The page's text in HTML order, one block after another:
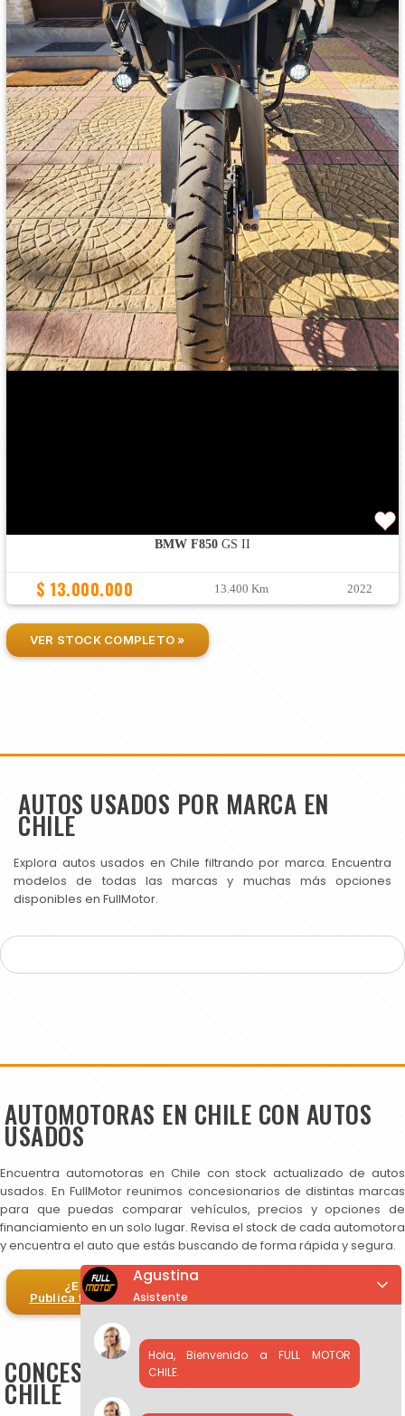
BMW F850GS II
$ 13.000.000 13.400 Km 2022
VER STOCK COMPLETO »
AUTOS USADOS POR MARCA EN
CHILE
Explora autos usados en Chile filtrando por marca. Encuentra
modelos de todas las marcas y muchas más opciones
disponibles en FullMotor.
AUTOMOTORAS EN CHILE CON AUTOS
USADOS
Encuentra automotoras en Chile con stock actualizado de autos
usados. En FullMotor reunimos concesionarios de distintas marcas
para que puedas comparar vehículos, precios y opciones de
financiamiento en un solo lugar. Revisa el stock de cada automotora
y encuentra el auto que estás buscando de forma rápida y segura.
¿Eres automotora?
Publica tus autos en FullMotor
CONCESIONARIOS DE AUTOS USADOS EN
CHILE
Agustina
Asistente
Hola, Bienvenido a FULL MOTOR
CHILE.